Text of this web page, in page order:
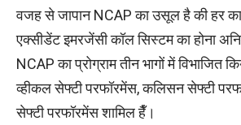
वजह से जापान NCAP का उसूल है की हर
एक्सीडेंट इमरजेंसी कॉल सिस्टम का होना
NCAP का प्रोग्राम तीन भागों में विभाजित
व्हीकल सेफ्टी परफॉरमेंस, कलिसन सेफ्टी
सेफ्टी परफॉरमेंस शामिल हैँ।